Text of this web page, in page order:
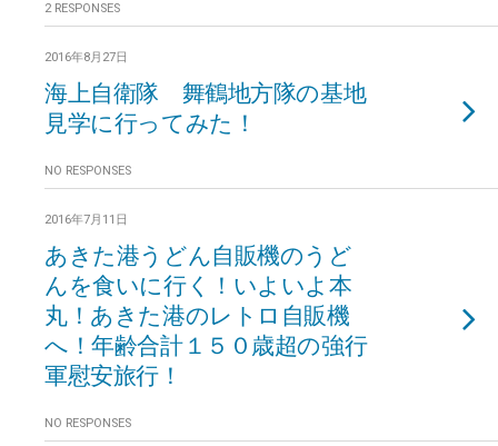
2 RESPONSES
2016年8月27日
海上自衛隊 舞鶴地方隊の基地
見学に行ってみた！
NO RESPONSES
2016年7月11日
あきた港うどん自販機のうど
んを食いに行く！いよいよ本
丸！あきた港のレトロ自販機
へ！年齢合計１５０歳超の強行
軍慰安旅行！
NO RESPONSES